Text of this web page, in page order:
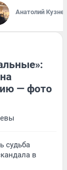
Анатолий
— фото
судьба
в